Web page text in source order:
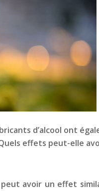
d’alcool ont
effets peut-elle
avoir un effet